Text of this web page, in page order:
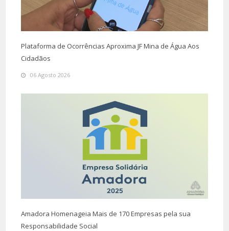
Plataforma de Ocorrências Aproxima JF Mina de Água Aos
Cidadãos
06 Agosto 2026
Amadora Homenageia Mais de 170 Empresas pela sua
Responsabilidade Social